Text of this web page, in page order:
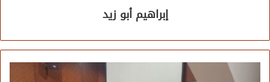
إبراهيم أبو زيد